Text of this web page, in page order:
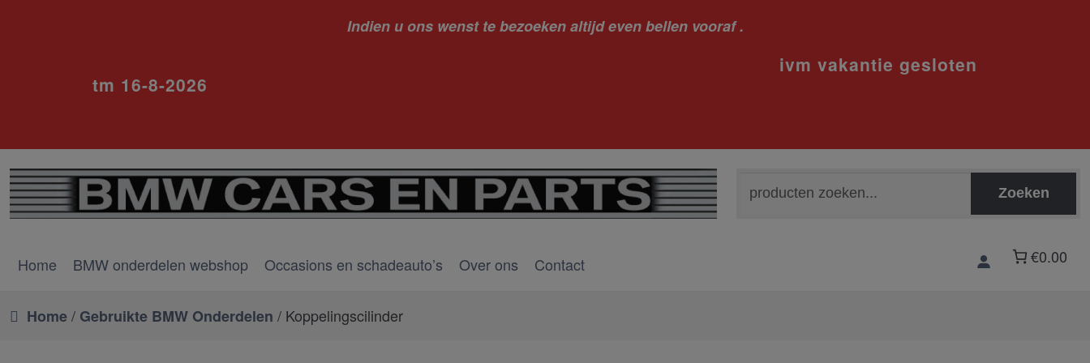
Indien u ons wenst te bezoeken altijd even bellen vooraf .
ivm vakantie gesloten
tm 16-8-2026
naar:
Zoeken
Home BMW onderdelen webshop Occasions en schadeauto’s Over ons Contact €0.00
Home/ Gebruikte BMW Onderdelen / Koppelingscilinder